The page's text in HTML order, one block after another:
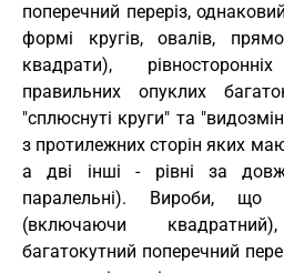
поперечний переріз,
формі кругів, овалів,
квадрати),
правильних опуклих
"сплюснуті круги" та
з протилежних сторін яких
а дві інші - рівні за
паралельні). Вироби, що
(включаючи
багатокутний поперечний